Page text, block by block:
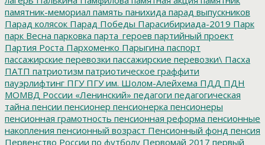
памятник-мемориал память панихида парад выпускников
Парад колясок Парад Победы Парасибириада-2019 Парк
парк Весна парковка парта_героев партийный проект
Партия Роста Пархоменко Парыгина паспорт
пассажирские перевозки пассажирские перевозки\ Пасха
ПАТП патриотизм патриотическое граффити
пауэрлифтинг ПГУПГУ им. Шолом-Алейхема ПДД ПДН
МОМВД России «Ленинский» педагоги педагогическая
тайна пенсии пенсионер пенсионерка пенсионеры
пенсионная грамотность пенсионная реформа пенсионные
накопления пенсионный возраст Пенсионный фонд пенсия
Первенство России по футболу Первомай 2017 первый